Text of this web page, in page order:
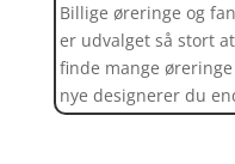
Billige øreringe og
er udvalget så stort
finde mange
nye designerer du